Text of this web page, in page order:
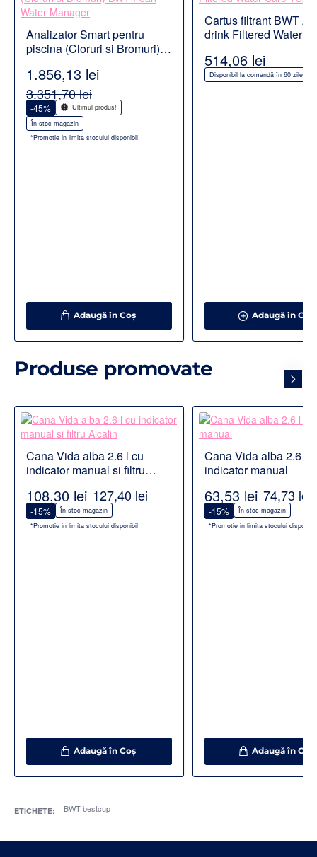
Analizator Smart pentru
piscina (Cloruri si Bromuri)
Ultimul produs!
În stoc magazin
*Promotie in limita stocului disponibil
-45%
1.856,13 lei
3.351,70 lei
Adaugă în Coş
Cartus filtrant BWT
drink Filtered Water
Disponibil la comandă în 60 zile
514,06 lei
Adaugă în Coş
Produse promovate
Cana Vida alba 2.6 l cu
indicator manual si filtru
În stoc magazin
*Promotie in limita stocului disponibil
-15%
108,30 lei 127,40 lei
Adaugă în Coş
Cana Vida alba 2.6 l
indicator manual
În stoc magazin
*Promotie in limita stocului disponibil
-15%
63,53 lei 74,73 lei
Adaugă în Coş
ETICHETE: BWT bestcup